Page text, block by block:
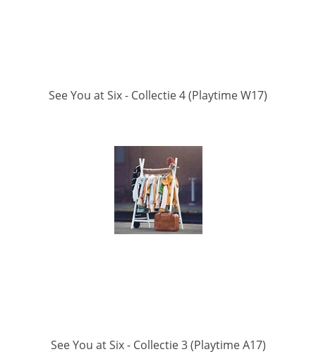
See You at Six - Collectie 4 (Playtime W17)
See You at Six - Collectie 3 (Playtime A17)